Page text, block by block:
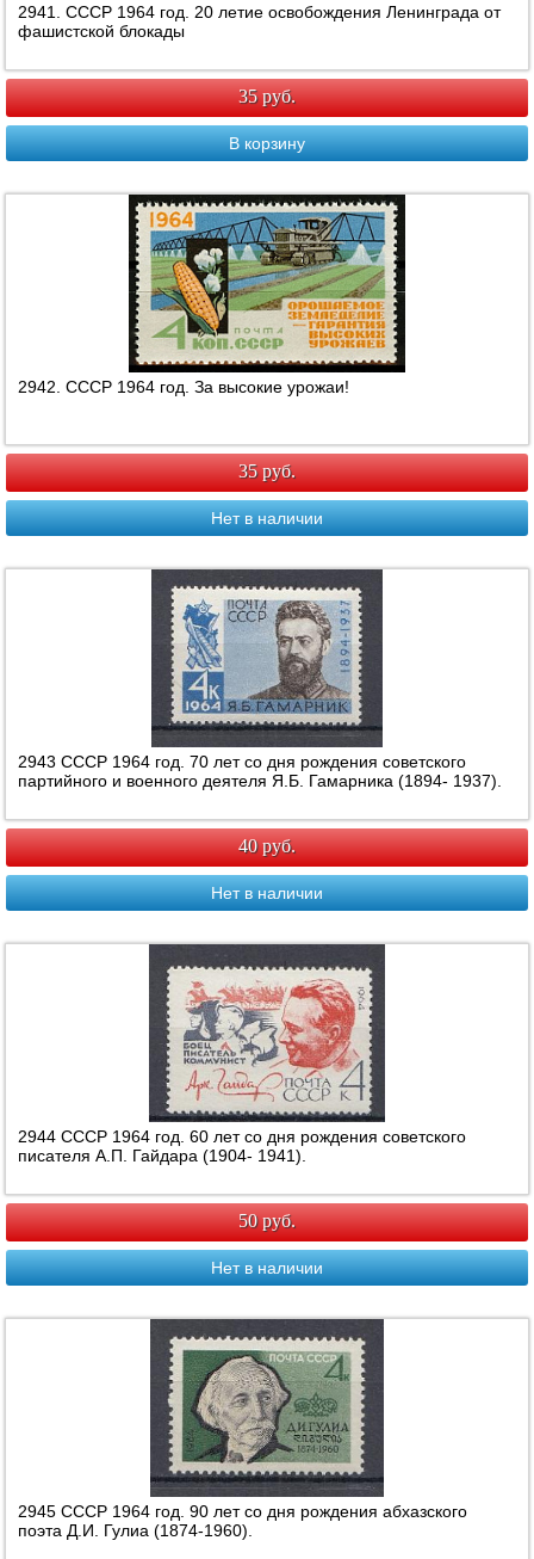
2941. СССР 1964 год. 20 летие освобождения Ленинграда от
фашистской блокады
35 руб.
В корзину
2942. СССР 1964 год. За высокие урожаи!
35 руб.
Нет в наличии
2943 СССР 1964 год. 70 лет со дня рождения советского
партийного и военного деятеля Я.Б. Гамарника (1894- 1937).
40 руб.
Нет в наличии
2944 СССР 1964 год. 60 лет со дня рождения советского
писателя А.П. Гайдара (1904- 1941).
50 руб.
Нет в наличии
2945 СССР 1964 год. 90 лет со дня рождения абхазского
поэта Д.И. Гулиа (1874-1960).